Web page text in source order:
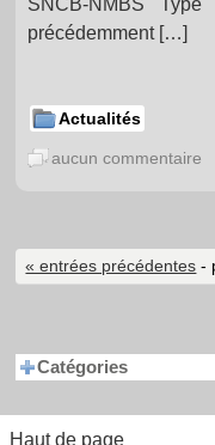
précédemment […]
Actualités
aucun commentaire
« entrées précédentes -
Catégories
Haut de page